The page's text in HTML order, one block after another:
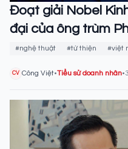
Đoạt giải Nobel
đại của ông trùm
#nghệ thuật #từ thiện #việt
CV Công Việt•Tiểu sử doanh nhân•